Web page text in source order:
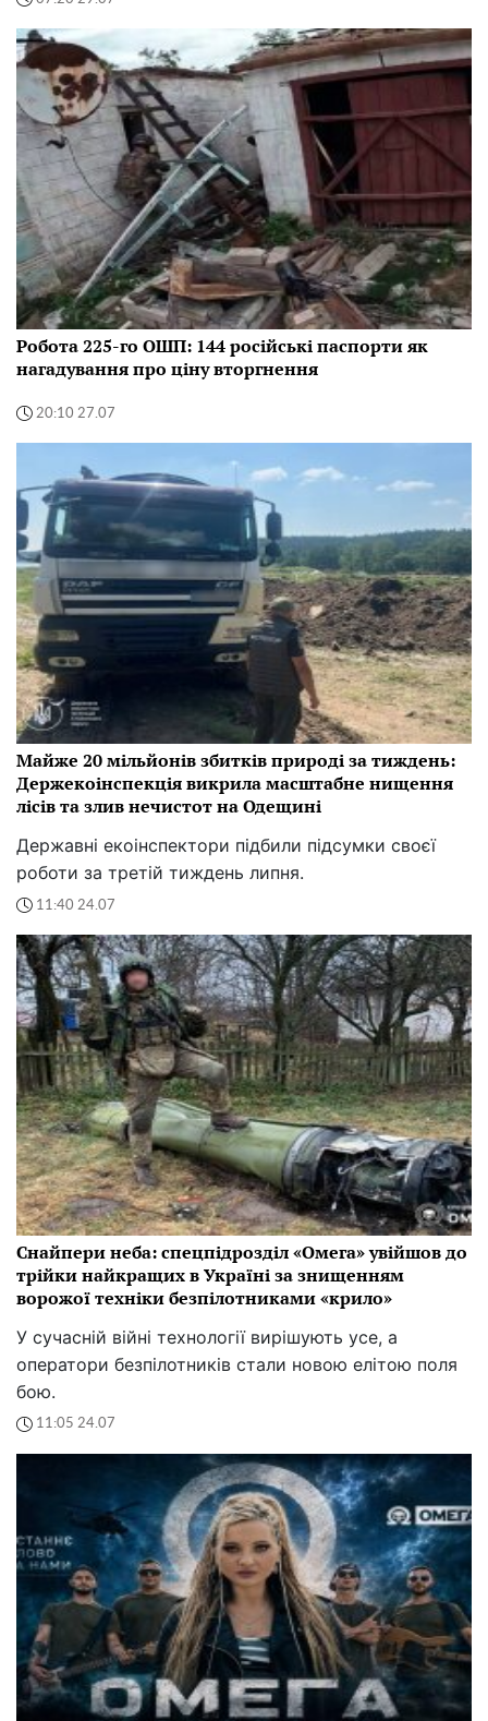
Робота 225-го ОШП: 144 російські паспорти як
нагадування про ціну вторгнення
20:10 27.07
Майже 20 мільйонів збитків природі за тиждень:
Держекоінспекція викрила масштабне нищення
лісів та злив нечистот на Одещині
Державні екоінспектори підбили підсумки своєї
роботи за третій тиждень липня.
11:40 24.07
Снайпери неба: спецпідрозділ «Омега» увійшов до
трійки найкращих в Україні за знищенням
ворожої техніки безпілотниками «крило»
У сучасній війні технології вирішують усе, а
оператори безпілотників стали новою елітою поля
бою.
11:05 24.07